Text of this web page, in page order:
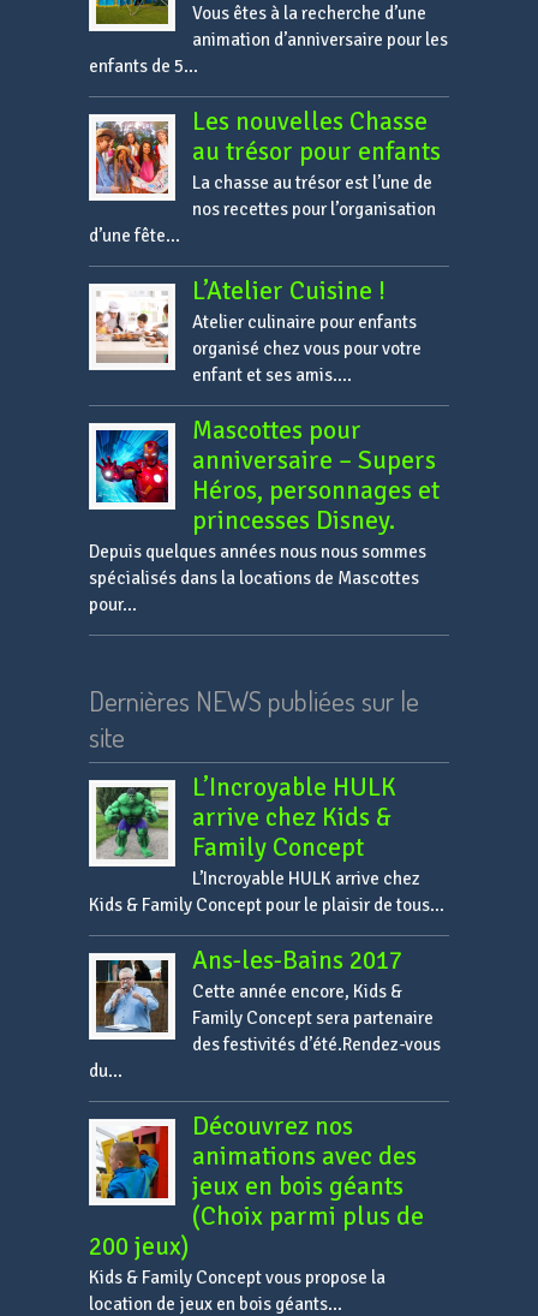
Vous êtes à la recherche d’une
animation d’anniversaire pour les
enfants de 5...
Les nouvelles Chasse
au trésor pour enfants
La chasse au trésor est l’une de
nos recettes pour l’organisation
d’une fête...
L’Atelier Cuisine !
Atelier culinaire pour enfants
organisé chez vous pour votre
enfant et ses amis....
Mascottes pour
anniversaire – Supers
Héros, personnages et
princesses Disney.
Depuis quelques années nous nous sommes
spécialisés dans la locations de Mascottes
pour...
Dernières NEWS publiées sur le
site
L’Incroyable HULK
arrive chez Kids &
Family Concept
L’Incroyable HULK arrive chez
Kids & Family Concept pour le plaisir de tous...
Ans-les-Bains 2017
Cette année encore, Kids &
Family Concept sera partenaire
des festivités d’été.Rendez-vous
du...
Découvrez nos
animations avec des
jeux en bois géants
(Choix parmi plus de
200 jeux)
Kids & Family Concept vous propose la
location de jeux en bois géants...